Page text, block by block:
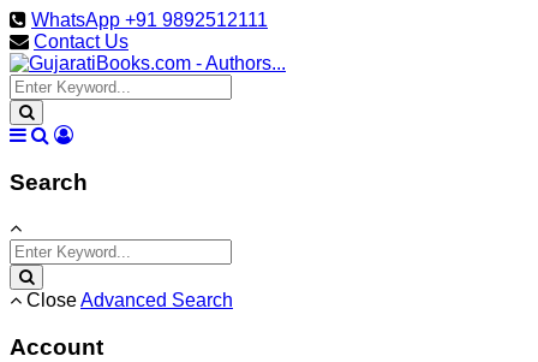
WhatsApp +91 9892512111
Contact Us
Search
CloseAdvanced Search
Account